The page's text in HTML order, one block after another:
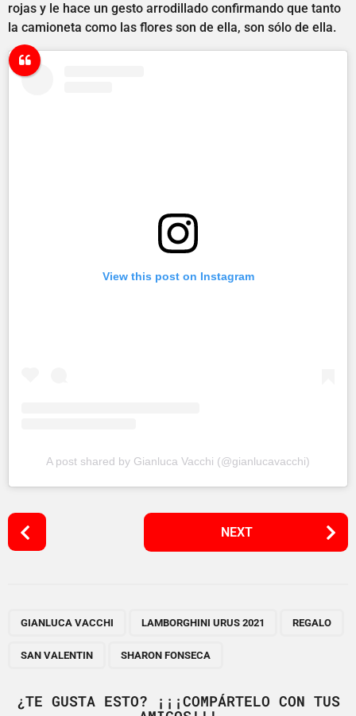
rojas y le hace un gesto arrodillado confirmando que tanto
la camioneta como las flores son de ella, son sólo de ella.
View this post on Instagram
A post shared by Gianluca Vacchi (@gianlucavacchi)
P
o
NEXT
GIANLUCA VACCHI LAMBORGHINI URUS 2021 REGALO
SAN VALENTIN SHARON FONSECA
¿TE GUSTA ESTO? ¡¡¡COMPÁRTELO CON TUS